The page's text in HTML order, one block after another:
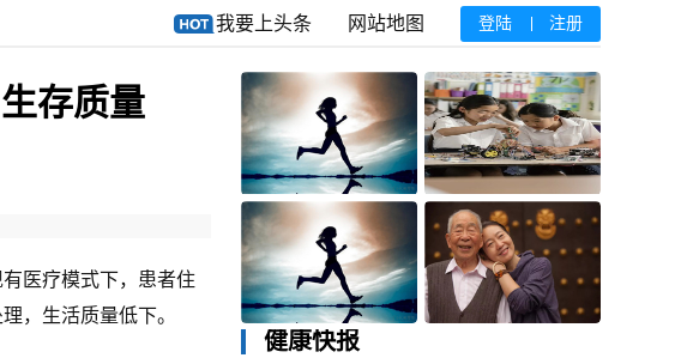
存质量
医疗模式下，患者住
，生活质量低下。
重庆医科大学石丘玲教
授：生命长度与生存质
量
科利耳推出一体式人工
耳蜗声音处理器
Nucleus™ Kanso™ 2
科技盛典，洞“析”奥秘
健康快报
我要上头条 网站地图 登陆 注册